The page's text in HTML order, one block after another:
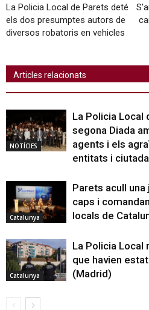
La Policia Local de Parets deté
els dos presumptes autors de
diversos robatoris en vehicles
Articles relacionats
NOTÍCIES
La Policia Local
segona Diada
agents i els
entitats i
Catalunya
Parets acull
caps i
locals de
Catalunya
La Policia Local
que havien
(Madrid)